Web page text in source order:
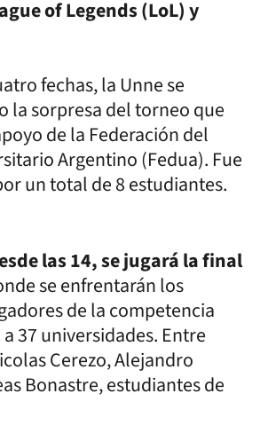
of Legends (LoL) y
fechas, la Unne se
la sorpresa del torneo que
de la Federación del
Argentino (Fedua). Fue
un total de 8 estudiantes.
las 14, se jugará la final
se enfrentarán los
de la competencia
37 universidades. Entre
Cerezo, Alejandro
Bonastre, estudiantes de